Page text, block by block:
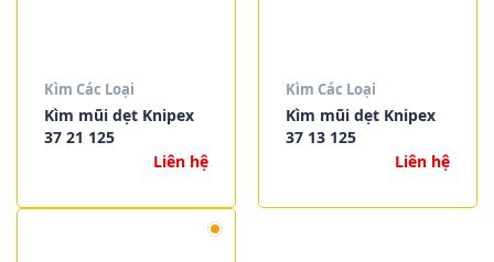
Kìm Các Loại
Kìm mũi dẹt Knipex
37 21 125
Liên hệ
Kìm Các Loại
Kìm mũi dẹt Knipex
37 13 125
Liên hệ